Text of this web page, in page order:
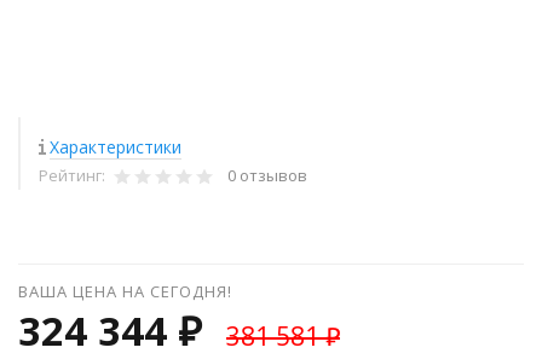
Характеристики
Рейтинг: 0 отзывов
ВАША ЦЕНА НА СЕГОДНЯ!
324 344 ₽ 381 581 ₽